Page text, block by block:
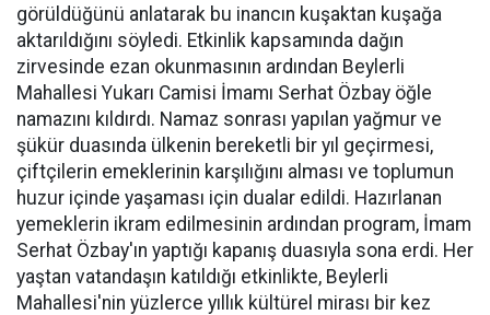
görüldüğünü anlatarak bu inancın kuşaktan kuşağa
aktarıldığını söyledi. Etkinlik kapsamında dağın
zirvesinde ezan okunmasının ardından Beylerli
Mahallesi Yukarı Camisi İmamı Serhat Özbay öğle
namazını kıldırdı. Namaz sonrası yapılan yağmur ve
şükür duasında ülkenin bereketli bir yıl geçirmesi,
çiftçilerin emeklerinin karşılığını alması ve toplumun
huzur içinde yaşaması için dualar edildi. Hazırlanan
yemeklerin ikram edilmesinin ardından program, İmam
Serhat Özbay'ın yaptığı kapanış duasıyla sona erdi. Her
yaştan vatandaşın katıldığı etkinlikte, Beylerli
Mahallesi'nin yüzlerce yıllık kültürel mirası bir kez